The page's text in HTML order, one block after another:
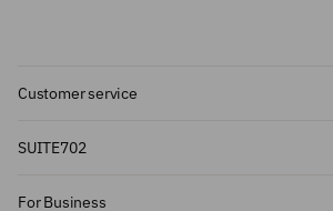
Subscribe and get
Want to stay informed about the
Customer service
SUITE702
For Business